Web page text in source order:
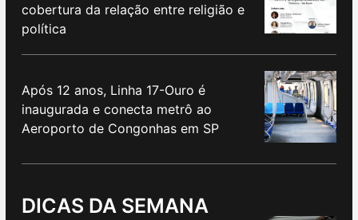
cobertura da relação entre religião e
política
Após 12 anos, Linha 17-Ouro é
inaugurada e conecta metrô ao
Aeroporto de Congonhas em SP
DICAS DA SEMANA